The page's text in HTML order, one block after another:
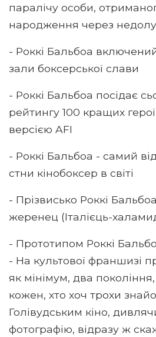
паралічу особи,
народження через
- Роккі Бальбоа
зали боксерської слави
- Роккі Бальбоа посідає
рейтингу 100 кращих
версією AFI
- Роккі Бальбоа - самий
стни кінобоксер в світі
- Прізвисько Роккі
жеренец (Італієць-
- Прототипом Роккі
- На культової франшизі
як мінімум, два
кожен, хто хоч трохи
Голівудським кіно,
фотографію, відразу ж